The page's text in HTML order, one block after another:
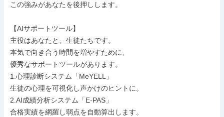
この強みがあなたを後押しします。
【AIサポートツール】
主役はあなたと、生徒たちです。
本気で向き合う時間を増やすために、
優秀なサポートツールがあります。
1.心理診断システム「MeYELL」
生徒の心理を可視化し声かけのヒントに。
2.AI成績分析システム「E-PAS」
合格実績を網羅し弱点を自動算出します。